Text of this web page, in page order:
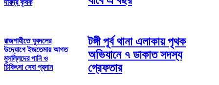
দরিদ্র কৃষক
রাজশাহীতে যুবদলের
উদ্যোগে ইজতেমায় আগত
মুসল্লিদের পানি ও
চিকিৎসা সেবা প্রদান
টঙ্গী পূর্ব থানা এলাকায় পৃথক
অভিযানে ৭ ডাকাত সদস্য
গ্রেফতার